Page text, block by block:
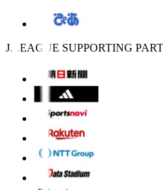
J.LEAGUE SUPPORTING